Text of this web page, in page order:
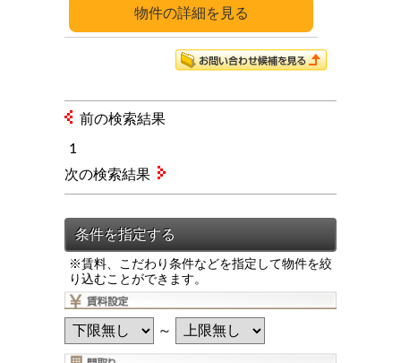
詳細
前の検索結果
1
※賃料、こだわり条件などを指定して物件を絞
り込むことができます。
～